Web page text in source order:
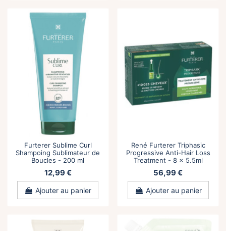
Furterer Sublime Curl
Shampoing Sublimateur de
Boucles - 200 ml
12,99 €
Ajouter au panier
René Furterer Triphasic
Progressive Anti-Hair Loss
Treatment - 8 x 5.5ml
56,99 €
Ajouter au panier